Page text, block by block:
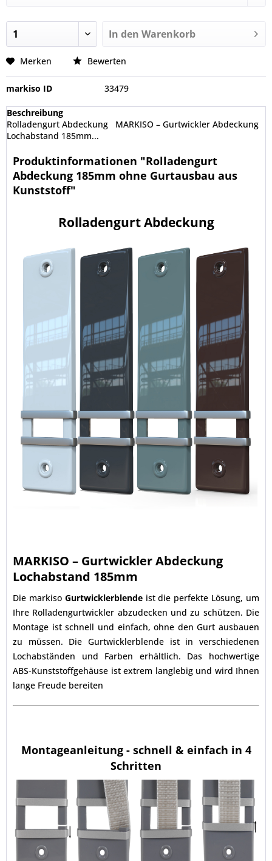
In den Warenkorb
Merken Bewerten
markiso ID 33479
Beschreibung
Rolladengurt Abdeckung MARKISO – Gurtwickler Abdeckung
Lochabstand 185mm...
Produktinformationen "Rolladengurt
Abdeckung 185mm ohne Gurtausbau aus
Kunststoff"
Rolladengurt Abdeckung
MARKISO – Gurtwickler Abdeckung
Lochabstand 185mm
Die markiso Gurtwicklerblende ist die perfekte Lösung, um
Ihre Rolladengurtwickler abzudecken und zu schützen. Die
Montage ist schnell und einfach, ohne den Gurt ausbauen
zu müssen. Die Gurtwicklerblende ist in verschiedenen
Lochabständen und Farben erhältlich. Das hochwertige
ABS-Kunststoffgehäuse ist extrem langlebig und wird Ihnen
lange Freude bereiten
Montageanleitung - schnell & einfach in 4
Schritten